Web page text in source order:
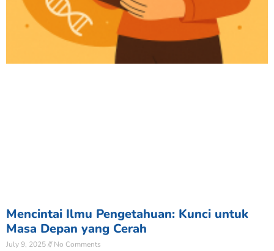
Mencintai Ilmu Pengetahuan: Kunci untuk
Masa Depan yang Cerah
July 9, 2025 No Comments